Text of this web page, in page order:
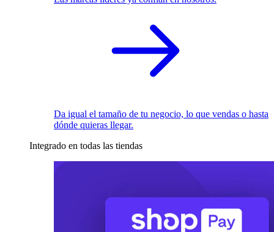
Da igual el tamaño de tu negocio, lo que vendas o hasta
dónde quieras llegar.
Integrado en todas las tiendas